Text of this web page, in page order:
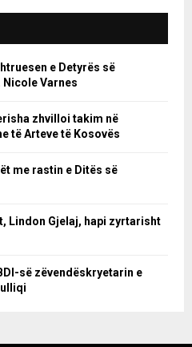
e Detyrës së
Nicole Varnes
zhvilloi takim në
të Arteve të Kosovës
me rastin e Ditës së
Lindon Gjelaj, hapi zyrtarisht
së zëvendëskryetarin e